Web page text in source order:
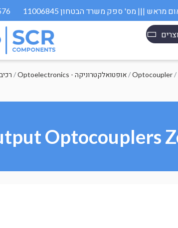
/ Optoelectronics - אופטואלקטרוניקה/Optocoupler/
Optocouplers